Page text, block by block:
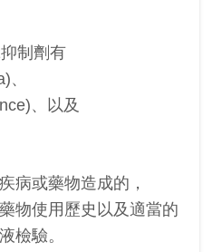
制劑有
、以及
病或藥物造成的，
物使用歷史以及適當的
檢驗。